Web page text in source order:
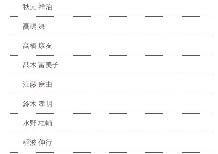
秋元 祥治
髙嶋 舞
高橋 康友
髙木 富美子
江藤 麻由
鈴木 孝明
水野 桂輔
稲波 伸行